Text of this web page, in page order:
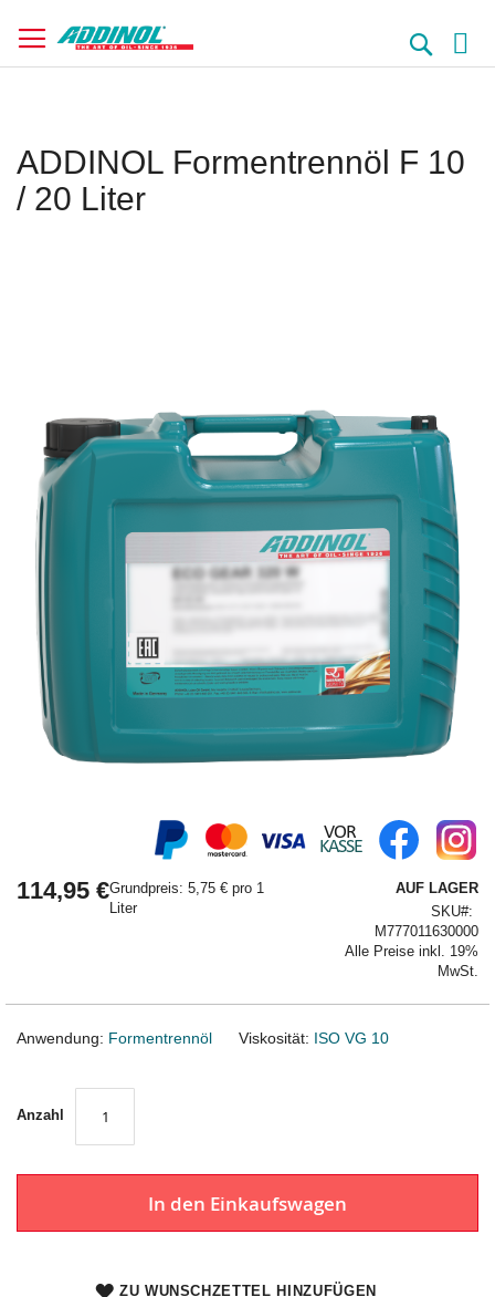
zum
Inhalt
Suche
ADDINOL Formentrennöl F 10
/ 20 Liter
114,95 €Grundpreis: 5,75 € pro 1
Liter
AUF LAGER
SKU
M777011630000
Alle Preise inkl. 19%
MwSt.
Anwendung: Formentrennöl Viskosität: ISO VG 10
Anzahl
In den Einkaufswagen
ZU WUNSCHZETTEL HINZUFÜGEN
der
Bildergalerie